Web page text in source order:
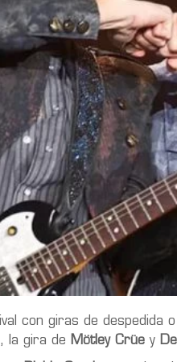
con giras de
, la gira de Mötley Crüe y